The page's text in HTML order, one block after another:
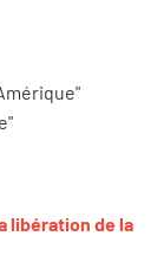
libération de la